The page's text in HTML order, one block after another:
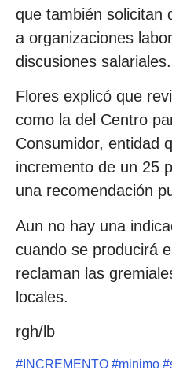
que también solicitan
a organizaciones
discusiones salariales.
Flores explicó que
como la del Centro
Consumidor, entidad
incremento de un 25
una recomendación
Aun no hay una
cuando se producirá
reclaman las
locales.
rgh/lb
# INCREMENTO #minimo #